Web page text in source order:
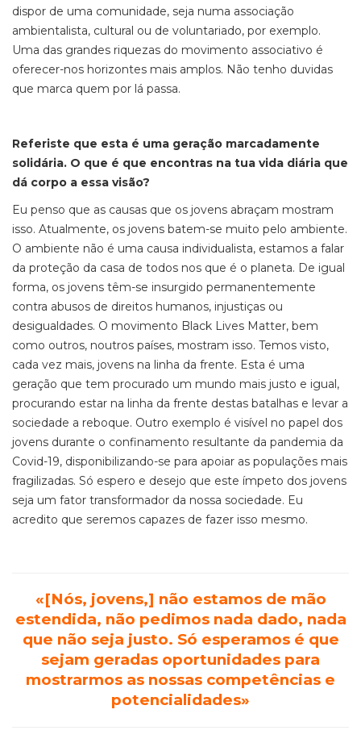
dispor de uma comunidade, seja numa associação
ambientalista, cultural ou de voluntariado, por exemplo.
Uma das grandes riquezas do movimento associativo é
oferecer-nos horizontes mais amplos. Não tenho duvidas
que marca quem por lá passa.
Referiste que esta é uma geração marcadamente
solidária. O que é que encontras na tua vida diária que
dá corpo a essa visão?
Eu penso que as causas que os jovens abraçam mostram
isso. Atualmente, os jovens batem-se muito pelo ambiente.
O ambiente não é uma causa individualista, estamos a falar
da proteção da casa de todos nos que é o planeta. De igual
forma, os jovens têm-se insurgido permanentemente
contra abusos de direitos humanos, injustiças ou
desigualdades. O movimento Black Lives Matter, bem
como outros, noutros países, mostram isso. Temos visto,
cada vez mais, jovens na linha da frente. Esta é uma
geração que tem procurado um mundo mais justo e igual,
procurando estar na linha da frente destas batalhas e levar a
sociedade a reboque. Outro exemplo é visível no papel dos
jovens durante o confinamento resultante da pandemia da
Covid-19, disponibilizando-se para apoiar as populações mais
fragilizadas. Só espero e desejo que este ímpeto dos jovens
seja um fator transformador da nossa sociedade. Eu
acredito que seremos capazes de fazer isso mesmo.
«[Nós, jovens,] não estamos de mão
estendida, não pedimos nada dado, nada
que não seja justo. Só esperamos é que
sejam geradas oportunidades para
mostrarmos as nossas competências e
potencialidades»